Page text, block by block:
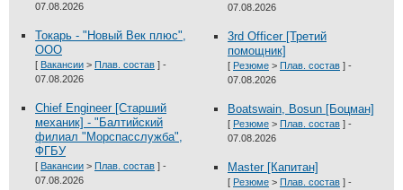
07.08.2026
Токарь - "Новый Век плюс",
ООО
[ Вакансии > Плав. состав ] -
07.08.2026
Chief Engineer [Старший
механик] - "Балтийский
филиал "Морспасслужба",
ФГБУ
[ Вакансии > Плав. состав ] -
07.08.2026
07.08.2026
3rd Officer [Третий
помощник]
[ Резюме > Плав. состав ] -
07.08.2026
Boatswain, Bosun [Боцман]
[ Резюме > Плав. состав ] -
07.08.2026
Master [Капитан]
[ Резюме > Плав. состав ] -